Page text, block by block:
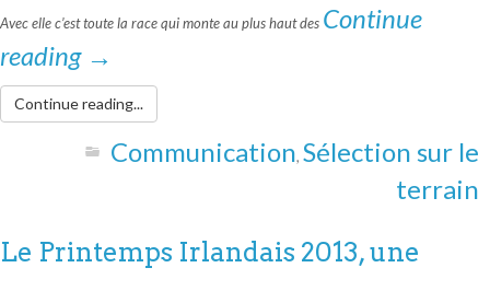
Avec elle c’est toute la race qui monte au plus haut des Continue
reading →
Continue reading...
Communication, Sélection sur le
terrain
Le Printemps Irlandais 2013, une